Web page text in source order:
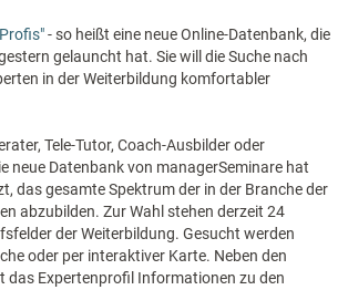
- so heißt eine neue Online-Datenbank, die
gelauncht hat. Sie will die Suche nach
in der Weiterbildung komfortabler
Tele-Tutor, Coach-Ausbilder oder
neue Datenbank von managerSeminare hat
das gesamte Spektrum der in der Branche der
abzubilden. Zur Wahl stehen derzeit 24
der Weiterbildung. Gesucht werden
oder per interaktiver Karte. Neben den
das Expertenprofil Informationen zu den